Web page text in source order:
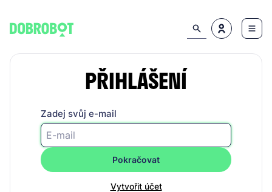
PŘIHLÁŠENÍ
Zadej svůj e-mail
Pokračovat
Vytvořit účet